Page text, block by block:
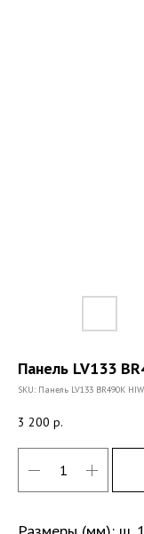
Панель LV133
SKU: Панель LV133 BR490K
3 200 р.